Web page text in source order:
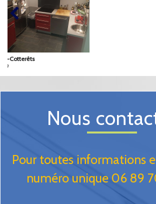
Nous
Pour toutes informations
numéro unique 06 89